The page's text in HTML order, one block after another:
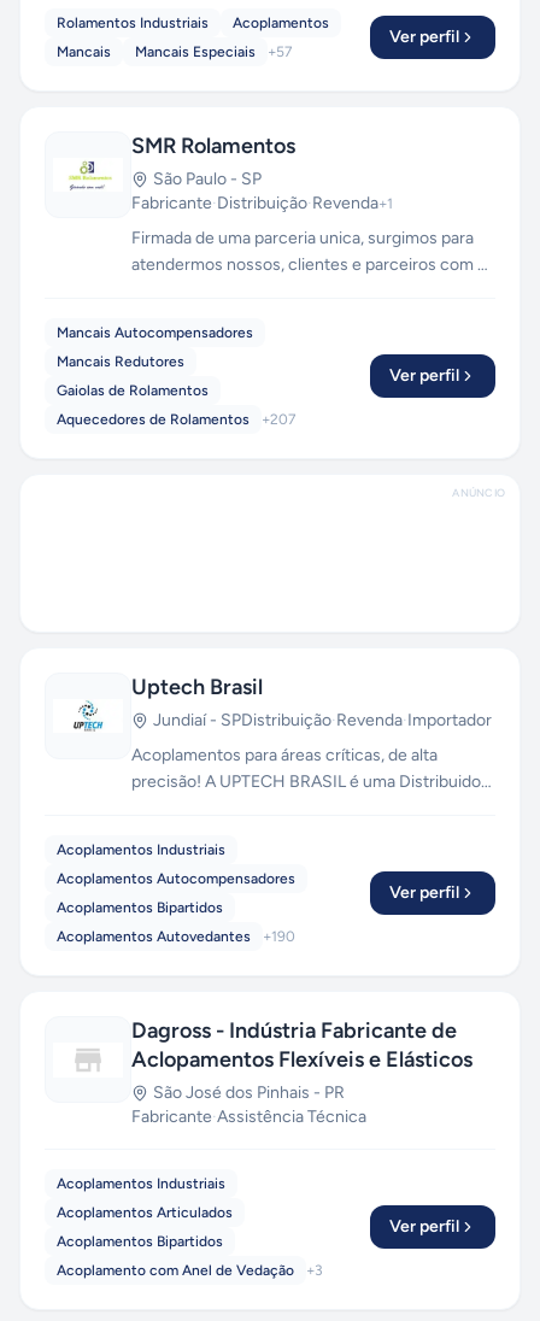
Rolamentos Industriais
Acoplamentos
Mancais
Mancais Especiais +57
Ver perfil
SMR Rolamentos
São Paulo - SP
Fabricante·Distribuição·Revenda+1
Firmada de uma parceria unica, surgimos para
atendermos nossos, clientes e parceiros com o
promover maior qualidade no mercado de peças
de reposição para a industria.
Mancais Autocompensadores
Mancais Redutores
Gaiolas de Rolamentos
Aquecedores de Rolamentos
+207
Ver perfil
ANÚNCIO
Uptech Brasil
Jundiaí- SPDistribuição·Revenda·Importador
Acoplamentos para áreas críticas, de alta
precisão! A UPTECH BRASIL é uma Distribuidora
estoque grande, com disponibilidade de envio
via aéreo, transportadoras, moto-express,
correios e retirada em loja física! Temos
produtos importados e nacionais, com garantia
Acoplamentos Industriais
Acoplamentos Autocompensadores
Acoplamentos Bipartidos
Acoplamentos Autovedantes
+190
Ver perfil
Dagross - Indústria Fabricante de
Aclopamentos Flexíveis e Elásticos
São José dos Pinhais - PR
Fabricante·Assistência Técnica
Acoplamentos Industriais
Acoplamentos Articulados
Acoplamentos Bipartidos
Acoplamento com Anel de Vedação
+3
Ver perfil